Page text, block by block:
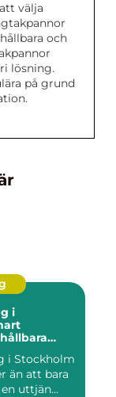
välja
och
lösning.
på grund
i
i Stockholm
än att bara
uttjän...